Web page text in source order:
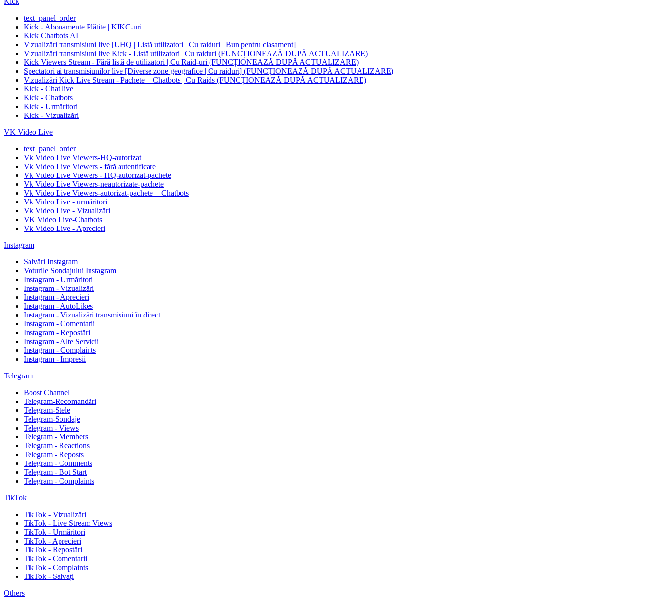
text_panel_order
Kick - Abonamente Plătite | KIKC-uri
Kick Chatbots AI
Vizualizări transmisiuni live [UHQ | Listă utilizatori | Cu raiduri | Bun pentru clasament]
Vizualizări transmisiuni live Kick - Listă utilizatori | Cu raiduri (FUNCȚIONEAZĂ DUPĂ ACTUALIZARE)
Kick Viewers Stream - Fără listă de utilizatori | Cu Raid-uri (FUNCȚIONEAZĂ DUPĂ ACTUALIZARE)
Spectatori ai transmisiunilor live [Diverse zone geografice | Cu raiduri] (FUNCȚIONEAZĂ DUPĂ ACTUALIZARE)
Vizualizări Kick Live Stream - Pachete + Chatbots | Cu Raids (FUNCȚIONEAZĂ DUPĂ ACTUALIZARE)
Kick - Chat live
Kick - Chatbots
Kick - Urmăritori
Kick - Vizualizări
VK Video Live
text_panel_order
Vk Video Live Viewers-HQ-autorizat
Vk Video Live Viewers - fără autentificare
Vk Video Live Viewers - HQ-autorizat-pachete
Vk Video Live Viewers-neautorizate-pachete
Vk Video Live Viewers-autorizat-pachete + Chatbots
Vk Video Live - urmăritori
Vk Video Live - Vizualizări
VK Video Live-Chatbots
Vk Video Live - Aprecieri
Instagram
Salvări Instagram
Voturile Sondajului Instagram
Instagram - Urmăritori
Instagram - Vizualizări
Instagram - Aprecieri
Instagram - AutoLikes
Instagram - Vizualizări transmisiuni în direct
Instagram - Comentarii
Instagram - Repostări
Instagram - Alte Servicii
Instagram - Complaints
Instagram - Impresii
Telegram
Boost Channel
Telegram-Recomandări
Telegram-Stele
Telegram-Sondaje
Telegram - Views
Telegram - Members
Telegram - Reactions
Telegram - Reposts
Telegram - Comments
Telegram - Bot Start
Telegram - Complaints
TikTok
TikTok - Vizualizări
TikTok - Live Stream Views
TikTok - Urmăritori
TikTok - Aprecieri
TikTok - Repostări
TikTok - Comentarii
TikTok - Complaints
TikTok - Salvați
Others